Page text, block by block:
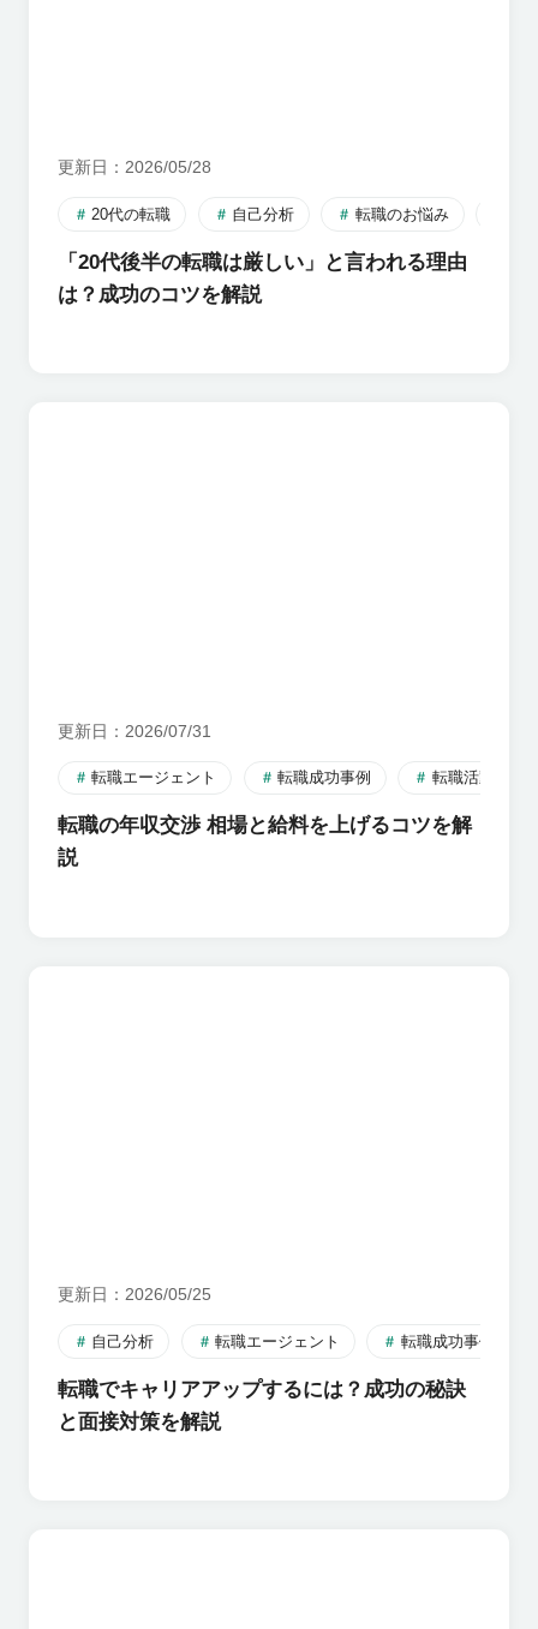
更新日 2026/05/28
20代の転職 自己分析 転職のお悩み
「20代後半の転職は厳しい」と言われる理由
は？成功のコツを解説
更新日 2026/07/31
転職エージェント 転職成功事例 転職活動のす
転職の年収交渉 相場と給料を上げるコツを解
説
更新日 2026/05/25
自己分析 転職エージェント 転職成功事例
転職でキャリアアップするには？成功の秘訣
と面接対策を解説